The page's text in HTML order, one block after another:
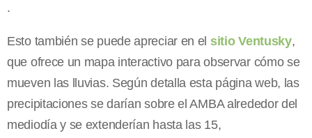
.
Esto también se puede apreciar en el sitio Ventusky,
que ofrece un mapa interactivo para observar cómo se
mueven las lluvias. Según detalla esta página web, las
precipitaciones se darían sobre el AMBA alrededor del
mediodía y se extenderían hasta las 15,